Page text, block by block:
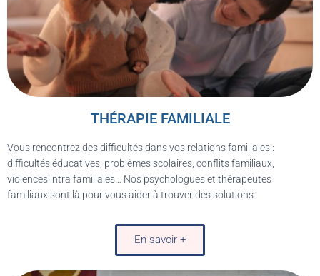
THÉRAPIE FAMILIALE
Vous rencontrez des difficultés dans vos relations familiales :
difficultés éducatives, problèmes scolaires, conflits familiaux,
violences intra familiales… Nos psychologues et thérapeutes
familiaux sont là pour vous aider à trouver des solutions.
En savoir +